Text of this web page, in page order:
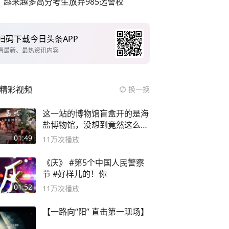
码下载今日头条APP
最新、最热资讯内容
精彩视频 换一换
01:49
这一站的博物馆盲盒开的是海
盐博物馆，没想到竟然这么好
逛！
11万次播放
01:52
《庆》 #第5个中国人民警察
节 #好样儿的！你
11万次播放
【一路向“阳” 直击第一现场】